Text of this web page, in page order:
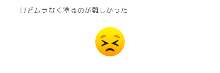
けどムラなく塗るのが難しかった